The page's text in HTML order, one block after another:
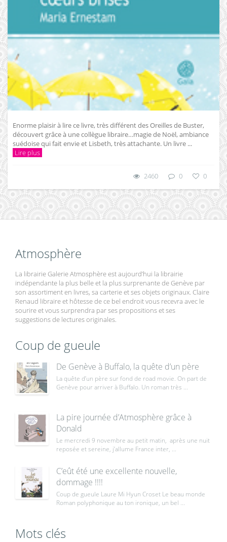
Enorme plaisir à lire ce livre, très différent des Oreilles de Buster,
découvert grâce à une collègue libraire…magie de Noël, ambiance
suédoise qui fait envie et Lisbeth, très attachante. Un livre ...
Lire plus
2460 0 0
Atmosphère
La librairie Galerie Atmosphère est aujourd’hui la librairie
indépendante la plus belle et la plus surprenante de Genève par
son assortiment en livres, sa carterie et ses objets originaux. Claire
Renaud libraire et hôtesse de ce bel endroit vous recevra avec le
sourire et vous surprendra par ses propositions et ses
suggestions de lectures originales.
Coup de gueule
De Genève à Buffalo, la quête d’un père
La quête d’un père sur fond de road movie. On part de
Genève pour arriver à Buffalo. Un roman très ...
La pire journée d’Atmosphère grâce à
Donald
Le mercredi 9 novembre au petit matin, après une nuit
reposée et sereine, j’allume France inter, ...
C’eût été une excellente nouvelle,
dommage !!!!
Coup de gueule Laure Mi Hyun Croset Le beau monde
Roman polyphonique au ton ironique, un bel ...
Mots clés